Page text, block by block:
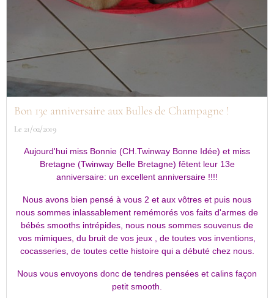
Bon 13e anniversaire aux Bulles de Champagne !
Le 21/02/2019
Aujourd'hui miss Bonnie (CH.Twinway Bonne Idée) et miss
Bretagne (Twinway Belle Bretagne) fêtent leur 13e
anniversaire: un excellent anniversaire !!!!
Nous avons bien pensé à vous 2 et aux vôtres et puis nous
nous sommes inlassablement remémorés vos faits d'armes de
bébés smooths intrépides, nous nous sommes souvenus de
vos mimiques, du bruit de vos jeux , de toutes vos inventions,
cocasseries, de toutes cette histoire qui a débuté chez nous.
Nous vous envoyons donc de tendres pensées et calins façon
petit smooth.